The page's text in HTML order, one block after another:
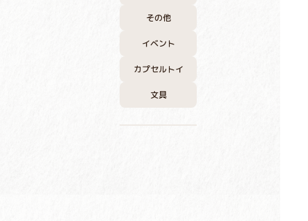
その他
イベント
カプセルトイ
文具